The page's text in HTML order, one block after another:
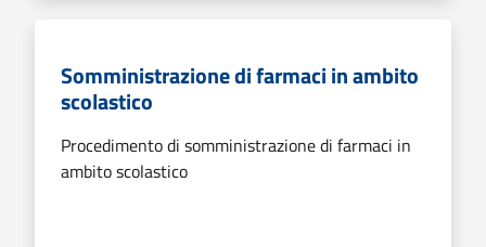
Somministrazione di farmaci in ambito
scolastico
Procedimento di somministrazione di farmaci in
ambito scolastico